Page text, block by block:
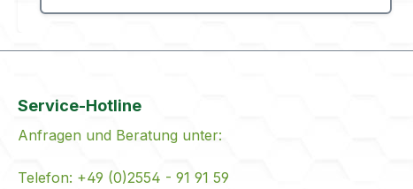
Service-Hotline
Anfragen und Beratung unter:
Telefon: +49 (0)2554 - 91 91 59